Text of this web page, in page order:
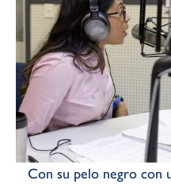
Con su pelo negro con